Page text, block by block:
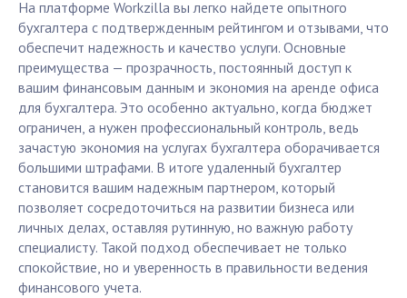
На платформе Workzilla вы легко найдете опытного
бухгалтера с подтвержденным рейтингом и отзывами, что
обеспечит надежность и качество услуги. Основные
преимущества — прозрачность, постоянный доступ к
вашим финансовым данным и экономия на аренде офиса
для бухгалтера. Это особенно актуально, когда бюджет
ограничен, а нужен профессиональный контроль, ведь
зачастую экономия на услугах бухгалтера оборачивается
большими штрафами. В итоге удаленный бухгалтер
становится вашим надежным партнером, который
позволяет сосредоточиться на развитии бизнеса или
личных делах, оставляя рутинную, но важную работу
специалисту. Такой подход обеспечивает не только
спокойствие, но и уверенность в правильности ведения
финансового учета.